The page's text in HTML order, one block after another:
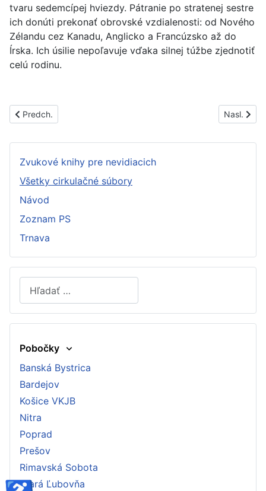
tvaru sedemcípej hviezdy. Pátranie po stratenej sestre
ich donúti prekonať obrovské vzdialenosti: od Nového
Zélandu cez Kanadu, Anglicko a Francúzsko až do
Írska. Ich úsilie nepoľavuje vďaka silnej túžbe zjednotiť
celú rodinu.
Predchádzajúci článok: PS1510C
Predch. Nasl.
Zvukové knihy pre nevidiacich
Všetky cirkulačné súbory
Návod
Zoznam PS
Trnava
Hľadať
Type 2 or more characters for results.
Pobočky
Banská Bystrica
Bardejov
Košice VKJB
Nitra
Poprad
Prešov
Rimavská Sobota
Stará Ľubovňa